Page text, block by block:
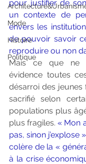
Mode
Histoire
Politique
pour justifier de
un contexte de
envers les
de pouvoir savoir
reproduire ou non
Mais ce que ne
évidence toutes
désarroi des jeunes
sacrifié selon
populations plus
plus fragiles. « Mon
pas, sinon j’explose
colère de la «
à la crise